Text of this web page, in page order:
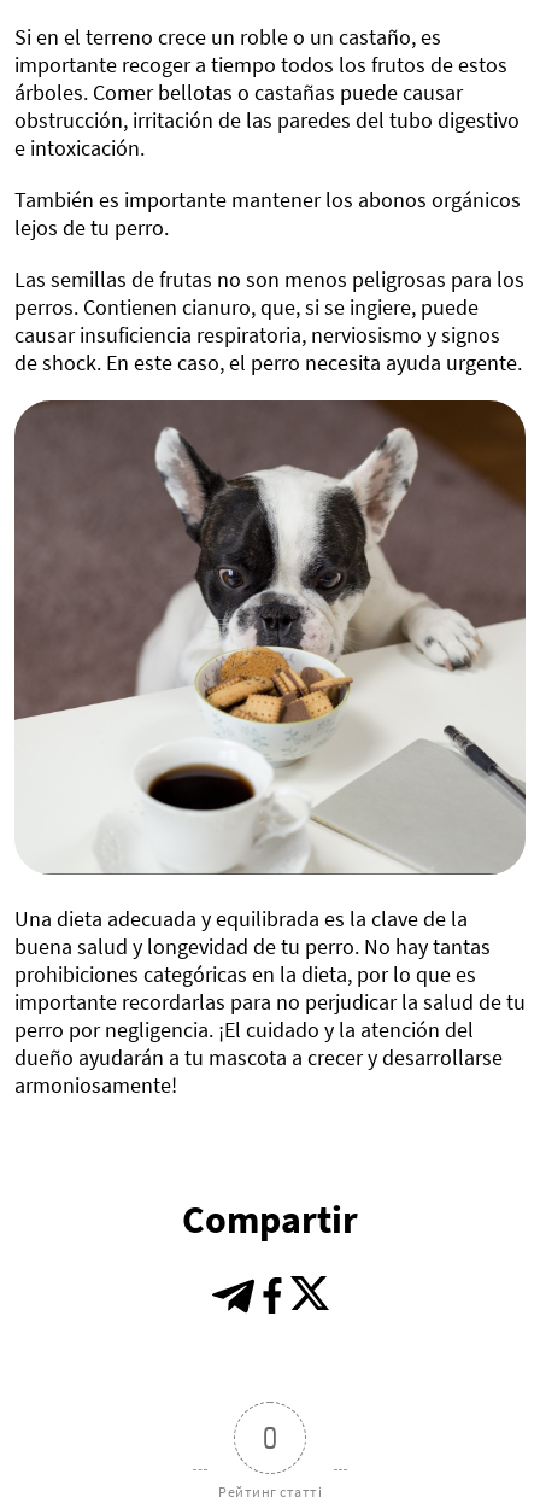
Si en el terreno crece un roble o un castaño, es
importante recoger a tiempo todos los frutos de estos
árboles. Comer bellotas o castañas puede causar
obstrucción, irritación de las paredes del tubo digestivo
e intoxicación.
También es importante mantener los abonos orgánicos
lejos de tu perro.
Las semillas de frutas no son menos peligrosas para los
perros. Contienen cianuro, que, si se ingiere, puede
causar insuficiencia respiratoria, nerviosismo y signos
de shock. En este caso, el perro necesita ayuda urgente.
Una dieta adecuada y equilibrada es la clave de la
buena salud y longevidad de tu perro. No hay tantas
prohibiciones categóricas en la dieta, por lo que es
importante recordarlas para no perjudicar la salud de tu
perro por negligencia. ¡El cuidado y la atención del
dueño ayudarán a tu mascota a crecer y desarrollarse
armoniosamente!
Compartir
0
Рейтинг статті